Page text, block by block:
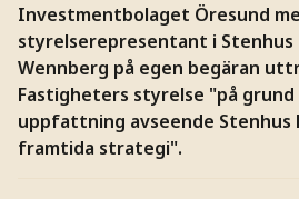
Investmentbolaget Öresund
styrelserepresentant i Stenhus
Wennberg på egen begäran
Fastigheters styrelse "på grund
uppfattning avseende Stenhus
framtida strategi".